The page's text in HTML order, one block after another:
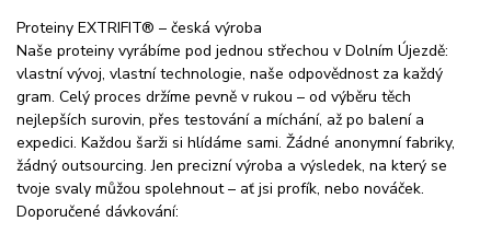
Proteiny EXTRIFIT® – česká výroba
Naše proteiny vyrábíme pod jednou střechou v Dolním Újezdě:
vlastní vývoj, vlastní technologie, naše odpovědnost za každý
gram. Celý proces držíme pevně v rukou – od výběru těch
nejlepších surovin, přes testování a míchání, až po balení a
expedici. Každou šarži si hlídáme sami. Žádné anonymní fabriky,
žádný outsourcing. Jen precizní výroba a výsledek, na který se
tvoje svaly můžou spolehnout – ať jsi profík, nebo nováček.
Doporučené dávkování: